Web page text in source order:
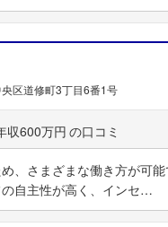
区道修町3丁目6番1号
収600万円
、さまざまな働き方が可
自主性が高く、インセ…